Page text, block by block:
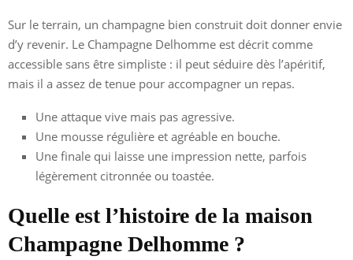
Sur le terrain, un champagne bien construit doit donner envie
d’y revenir. Le Champagne Delhomme est décrit comme
accessible sans être simpliste : il peut séduire dès l’apéritif,
mais il a assez de tenue pour accompagner un repas.
Une attaque vive mais pas agressive.
Une mousse régulière et agréable en bouche.
Une finale qui laisse une impression nette, parfois
légèrement citronnée ou toastée.
Quelle est l’histoire de la maison
Champagne Delhomme ?